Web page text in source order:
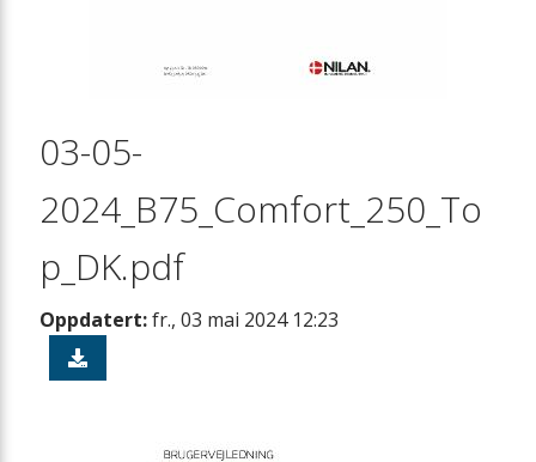
03-05-
2024_B75_Comfort_250_To
p_DK.pdf
Oppdatert:fr., 03 mai 2024 12:23